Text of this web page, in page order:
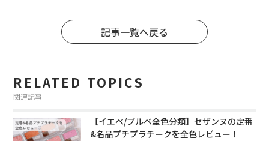
記事一覧へ戻る
RELATED TOPICS
関連記事
【イエベ/ブルベ全色分類】セザンヌの定番
&名品プチプラチークを全色レビュー！